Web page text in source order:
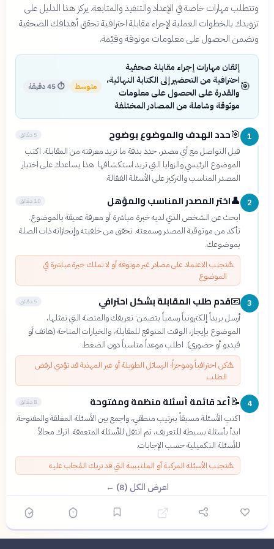
وتتطلب مهارات خاصة في الإعداد والتنفيذ والمتابعة. يركز هذا الدليل على
تزويدك بالخطوات العملية لإجراء مقابلة احترافية تحقق أهدافك الصحفية
وتضمن الحصول على معلومات موثوقة وقيّمة.
🎯
إتقان مهارات إجراء مقابلة صحفية
احترافية من التحضير إلى الكتابة النهائية،
والقدرة على الحصول على معلومات
موثوقة وشاملة من المصادر المختلفة
متوسط ⏱45 دقيقة
1
🎯حدد الهدف والموضوع بوضوح 5 دقائق
قبل التواصل مع أي مصدر، حدد بدقة ما تريد معرفته من المقابلة. اكتب
الموضوع الرئيسي والزوايا التي تريد استكشافها. هذا يساعدك على اختيار
المصدر المناسب والتركيز على الأسئلة الفعّالة.
2
👤اختر المصدر المناسب والمؤهل 10 دقائق
ابحث عن الشخص الذي لديه خبرة مباشرة أو معرفة عميقة بالموضوع.
تأكد من موثوقية المصدر وسمعته. تحقق من خلفيته وإنجازاته ذات الصلة
بموضوعك.
⚠️تجنب الاعتماد على مصادر غير موثوقة أو لا تملك خبرة مباشرة في
الموضوع
3
📧قدم طلب المقابلة بشكل احترافي 5 دقائق
أرسل بريداً إلكترونياً رسمياً يتضمن: تعريفك والمنصة التي تمثلها،
الموضوع بإيجاز، الوقت المتوقع للمقابلة، والخيارات المتاحة (هاتف أو
فيديو أو حضوري). اطلب موعداً مناسباً دون الضغط.
⚠️كن احترافياً وموجزاً؛ الرسائل الطويلة أو غير المهذبة قد تؤدي لرفض
الطلب
4
📝أعد قائمة أسئلة منظمة ومفتوحة 8 دقائق
اكتب الأسئلة مسبقاً بترتيب منطقي، واجمع بين الأسئلة المغلقة والمفتوحة.
ابدأ بأسئلة بسيطة للتعريف، ثم انتقل للأسئلة المتعمقة. اترك مجالاً
للأسئلة التكميلية حسب الإجابات.
⚠️تجنب الأسئلة المركبة أو الملتبسة التي قد تربك المُجاب عليه
اعرض الكل (8) ←